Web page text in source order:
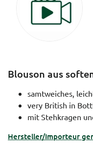
Blouson aus
samtweiches,
very British in
mit Stehkragen
Hersteller/Importeur